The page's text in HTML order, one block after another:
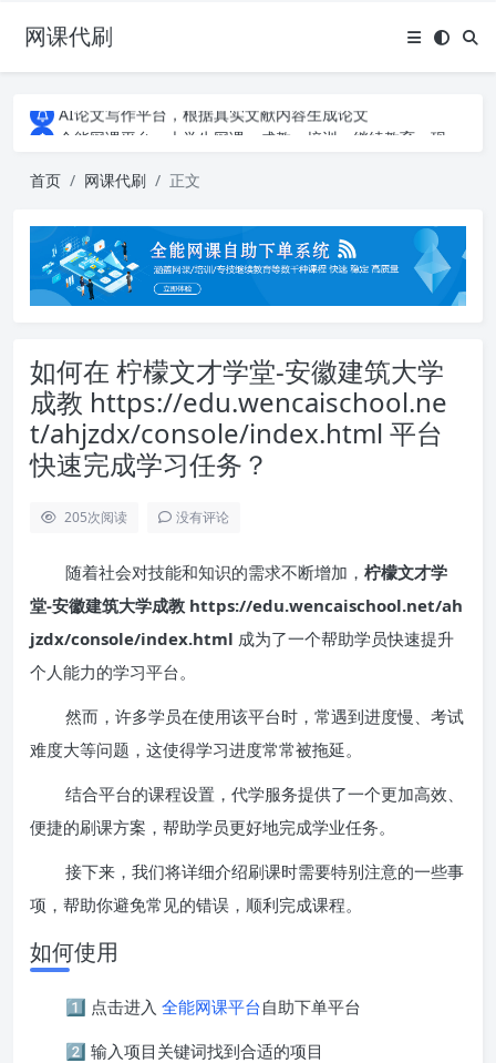
网课代刷
AI论文写作平台，根据真实文献内容生成论文
全能网课平台，大学生网课、成教、培训、继续教育。现已接入代刷代考项目3000+
全能网课平台，大学生网课、成教、培训、继续教育。现已接入代刷代考项目3000+
首页 网课代刷 正文
如何在 柠檬文才学堂-安徽建筑大学
成教 https://edu.wencaischool.ne
t/ahjzdx/console/index.html 平台
快速完成学习任务？
205次阅读 没有评论
随着社会对技能和知识的需求不断增加， 柠檬文才学
堂-安徽建筑大学成教 https://edu.wencaischool.net/ah
jzdx/console/index.html 成为了一个帮助学员快速提升
个人能力的学习平台。
然而，许多学员在使用该平台时，常遇到进度慢、考试
难度大等问题，这使得学习进度常常被拖延。
结合平台的课程设置，代学服务提供了一个更加高效、
便捷的刷课方案，帮助学员更好地完成学业任务。
接下来，我们将详细介绍刷课时需要特别注意的一些事
项，帮助你避免常见的错误，顺利完成课程。
如何使用
1️⃣ 点击进入 全能网课平台自助下单平台
2️⃣ 输入项目关键词找到合适的项目